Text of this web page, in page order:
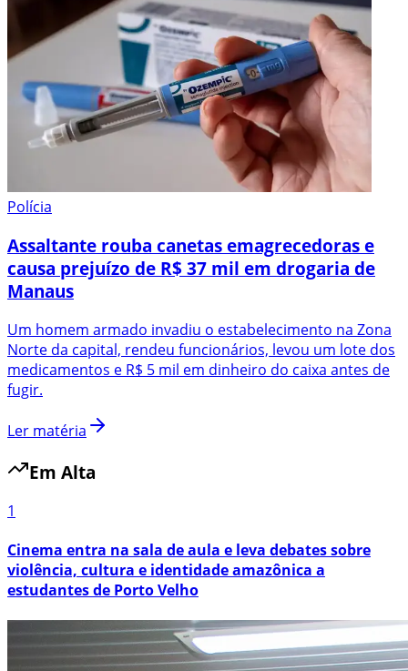
Polícia
Assaltante rouba canetas emagrecedoras e
causa prejuízo de R$ 37 mil em drogaria de
Manaus
Um homem armado invadiu o estabelecimento na Zona
Norte da capital, rendeu funcionários, levou um lote dos
medicamentos e R$ 5 mil em dinheiro do caixa antes de
fugir.
Ler matéria
Em Alta
1
Cinema entra na sala de aula e leva debates sobre
violência, cultura e identidade amazônica a
estudantes de Porto Velho